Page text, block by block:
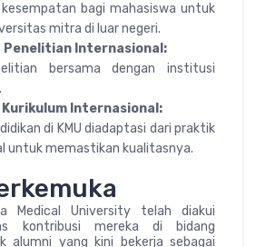
kesempatan bagi mahasiswa untuk
mitra di luar negeri.
Penelitian Internasional:
bersama dengan institusi
Kurikulum Internasional:
di KMU diadaptasi dari praktik
untuk memastikan kualitasnya.
Medical University telah diakui
kontribusi mereka di bidang
alumni yang kini bekerja sebagai